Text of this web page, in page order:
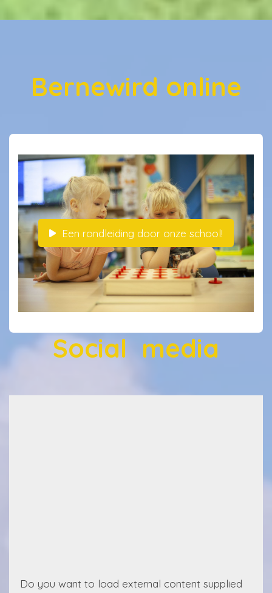
Bernewird online
Een rondleiding door onze school!
Social media
Do you want to load external content supplied